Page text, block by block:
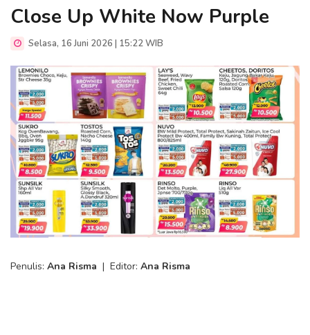
Close Up White Now Purple
Selasa, 16 Juni 2026 | 15:22 WIB
Penulis: Ana Risma | Editor: Ana Risma